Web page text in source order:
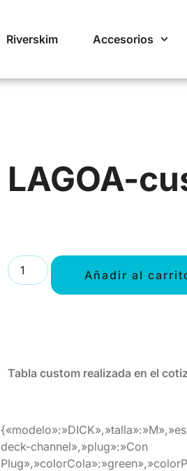
Riverskim Accesorios
LAGOA-
Añadir al
Tabla custom realizada en el
deck-channel»,»plug»:»Con